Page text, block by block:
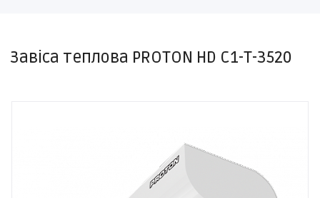
Завіса теплова PROTON HD C1-T-3520